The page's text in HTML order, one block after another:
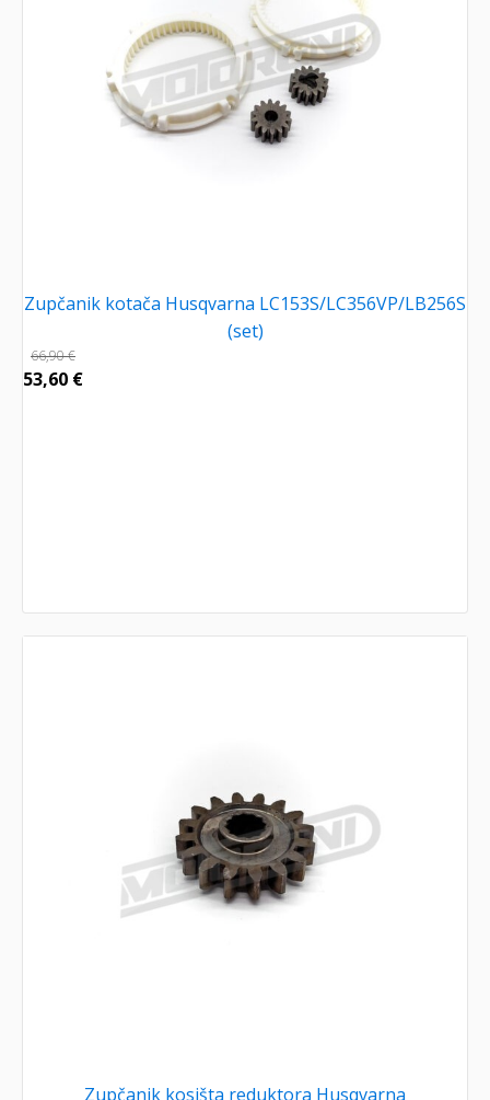
Zupčanik kotača Husqvarna LC153S/LC356VP/LB256S
(set)
66,90€
53,60 €
Zupčanik kosišta reduktora Husqvarna